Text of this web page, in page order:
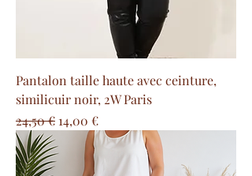
Pantalon taille haute avec ceinture,
similicuir noir, 2W Paris
Precio
24,50 € Precio de oferta
14,00 €